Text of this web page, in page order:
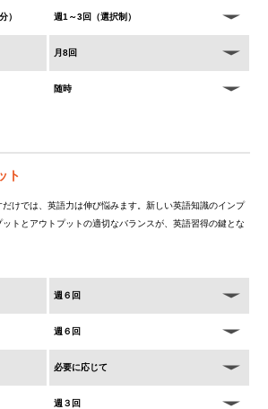
） 週1～3回（選択制）
月8回
随時
ト
けでは、英語力は伸び悩みます。新しい英語知識のインプ
トとアウトプットの適切なバランスが、英語習得の鍵とな
週６回
週６回
必要に応じて
週３回